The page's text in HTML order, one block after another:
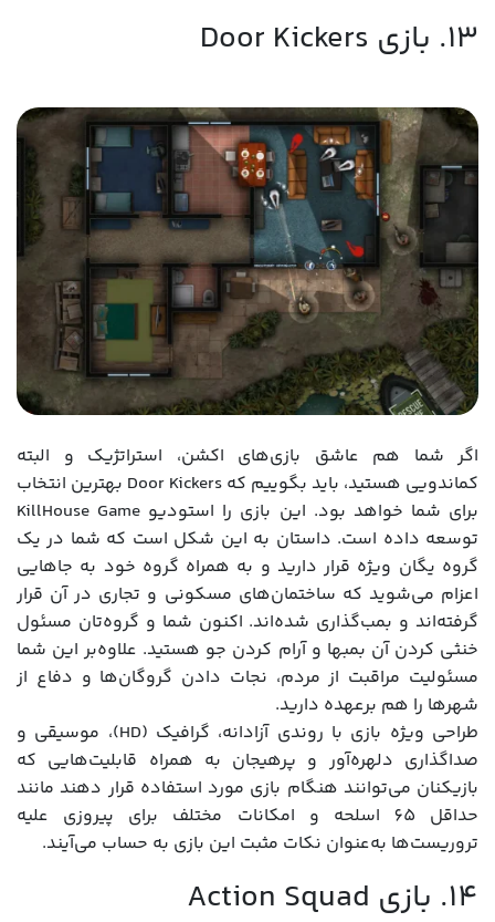
13. بازی Door Kickers
اگر شما هم عاشق بازی‌های اکشن، استراتژیک و البته
کماندویی هستید، باید بگوییم که Door Kickers بهترین انتخاب
برای شما خواهد بود. این بازی را استودیو KillHouse Game
توسعه داده است. داستان به این شکل است که شما در یک
گروه یگان ویژه قرار دارید و به همراه گروه خود به جاهایی
اعزام می‌شوید که ساختمان‌های مسکونی و تجاری در آن قرار
گرفته‌اند و بمب‌گذاری‌ شده‌اند. اکنون شما و گروه‌تان مسئول
خنثی کردن آن بمب‎ها و آرام کردن جو هستید. علاوه‌بر این شما
مسئولیت مراقبت از مردم، نجات دادن گروگان‌ها و دفاع از
شهرها را هم بر‌عهده دارید.
طراحی ویژه بازی با روندی آزادانه، گرافیک (HD)، موسیقی و
صداگذاری دلهره‌آور و پرهیجان به همراه قابلیت‌هایی که
بازیکنان می‌توانند هنگام بازی مورد استفاده قرار دهند مانند
حداقل 65 اسلحه و امکانات مختلف برای پیروزی علیه
تروریست‌ها به‌عنوان نکات مثبت این بازی به حساب می‌آیند.
14. بازی Action Squad